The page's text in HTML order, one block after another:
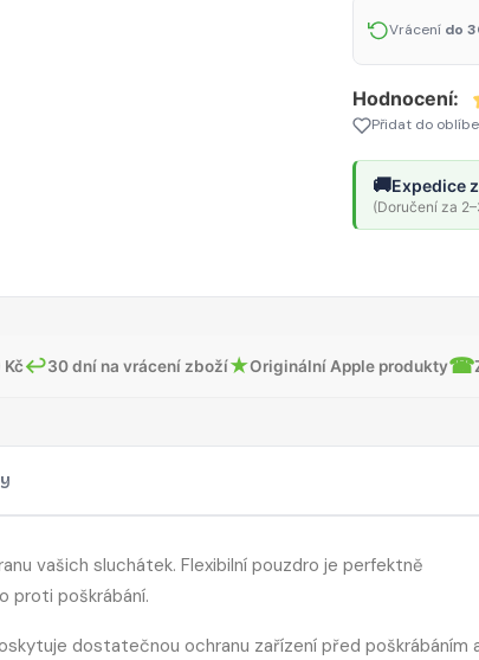
Vrácení do
Hodnocení:
Přidat do
🚚Expedice
(Doručení za
↩30 dní na vrácení zboží★Originální Apple produkty☎
vašich sluchátek. Flexibilní pouzdro je perfektně
proti poškrábání.
dostatečnou ochranu zařízení před poškrábáním